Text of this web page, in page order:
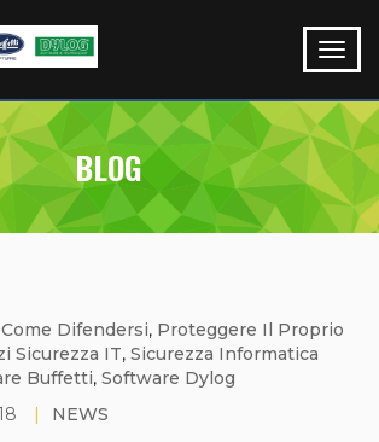
BLOG
Difendersi, Proteggere Il Proprio
Sicurezza IT, Sicurezza Informatica
Buffetti, Software Dylog
| NEWS